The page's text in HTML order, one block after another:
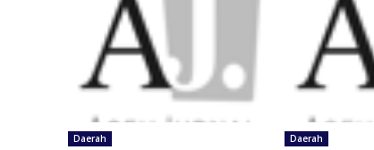
Daerah Daerah